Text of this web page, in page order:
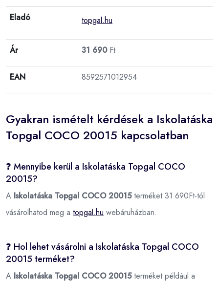
Eladó topgal.hu
Ár 31 690Ft
EAN 8592571012954
Gyakran ismételt kérdések a Iskolatáska
Topgal COCO 20015 kapcsolatban
❓ Mennyibe kerül a Iskolatáska Topgal COCO
20015?
A Iskolatáska Topgal COCO 20015terméket 31 690Ft-tól
vásárolhatod meg a topgal.hu webáruházban.
❓ Hol lehet vásárolni a Iskolatáska Topgal COCO
20015 terméket?
A Iskolatáska Topgal COCO 20015terméket például a